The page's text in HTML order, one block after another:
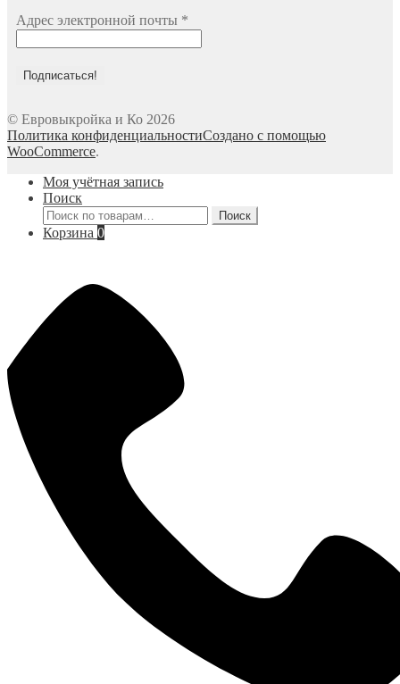
Адрес электронной почты *
© Евровыкройка и Ко 2026
Политика конфиденциальностиСоздано с помощью
WooCommerce.
Моя учётная запись
Поиск
Искать:
Поиск
Корзина 0